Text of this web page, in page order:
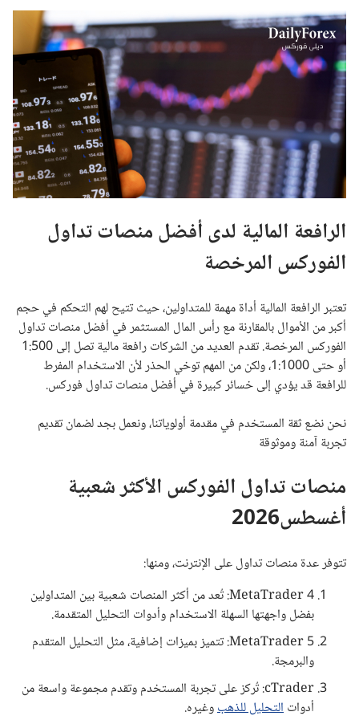
الرافعة المالية لدى أفضل منصات تداول
الفوركس المرخصة
تعتبر الرافعة المالية أداة مهمة للمتداولين، حيث تتيح لهم التحكم في حجم
أكبر من الأموال بالمقارنة مع رأس المال المستثمر في أفضل منصات تداول
الفوركس المرخصة. تقدم العديد من الشركات رافعة مالية تصل إلى 1:500
أو حتى 1:1000، ولكن من المهم توخي الحذر لأن الاستخدام المفرط
للرافعة قد يؤدي إلى خسائر كبيرة في أفضل منصات تداول فوركس.
نحن نضع ثقة المستخدم في مقدمة أولوياتنا، ونعمل بجد لضمان تقديم
تجربة آمنة وموثوقة
منصات تداول الفوركس الأكثر شعبية
أغسطس2026
تتوفر عدة منصات تداول على الإنترنت، ومنها:
MetaTrader 4: تُعد من أكثر المنصات شعبية بين المتداولين
بفضل واجهتها السهلة الاستخدام وأدوات التحليل المتقدمة.
MetaTrader 5: تتميز بميزات إضافية، مثل التحليل المتقدم
والبرمجة.
cTrader: تُركز على تجربة المستخدم وتقدم مجموعة واسعة من
أدواتالتحليل للذهبوغيره.